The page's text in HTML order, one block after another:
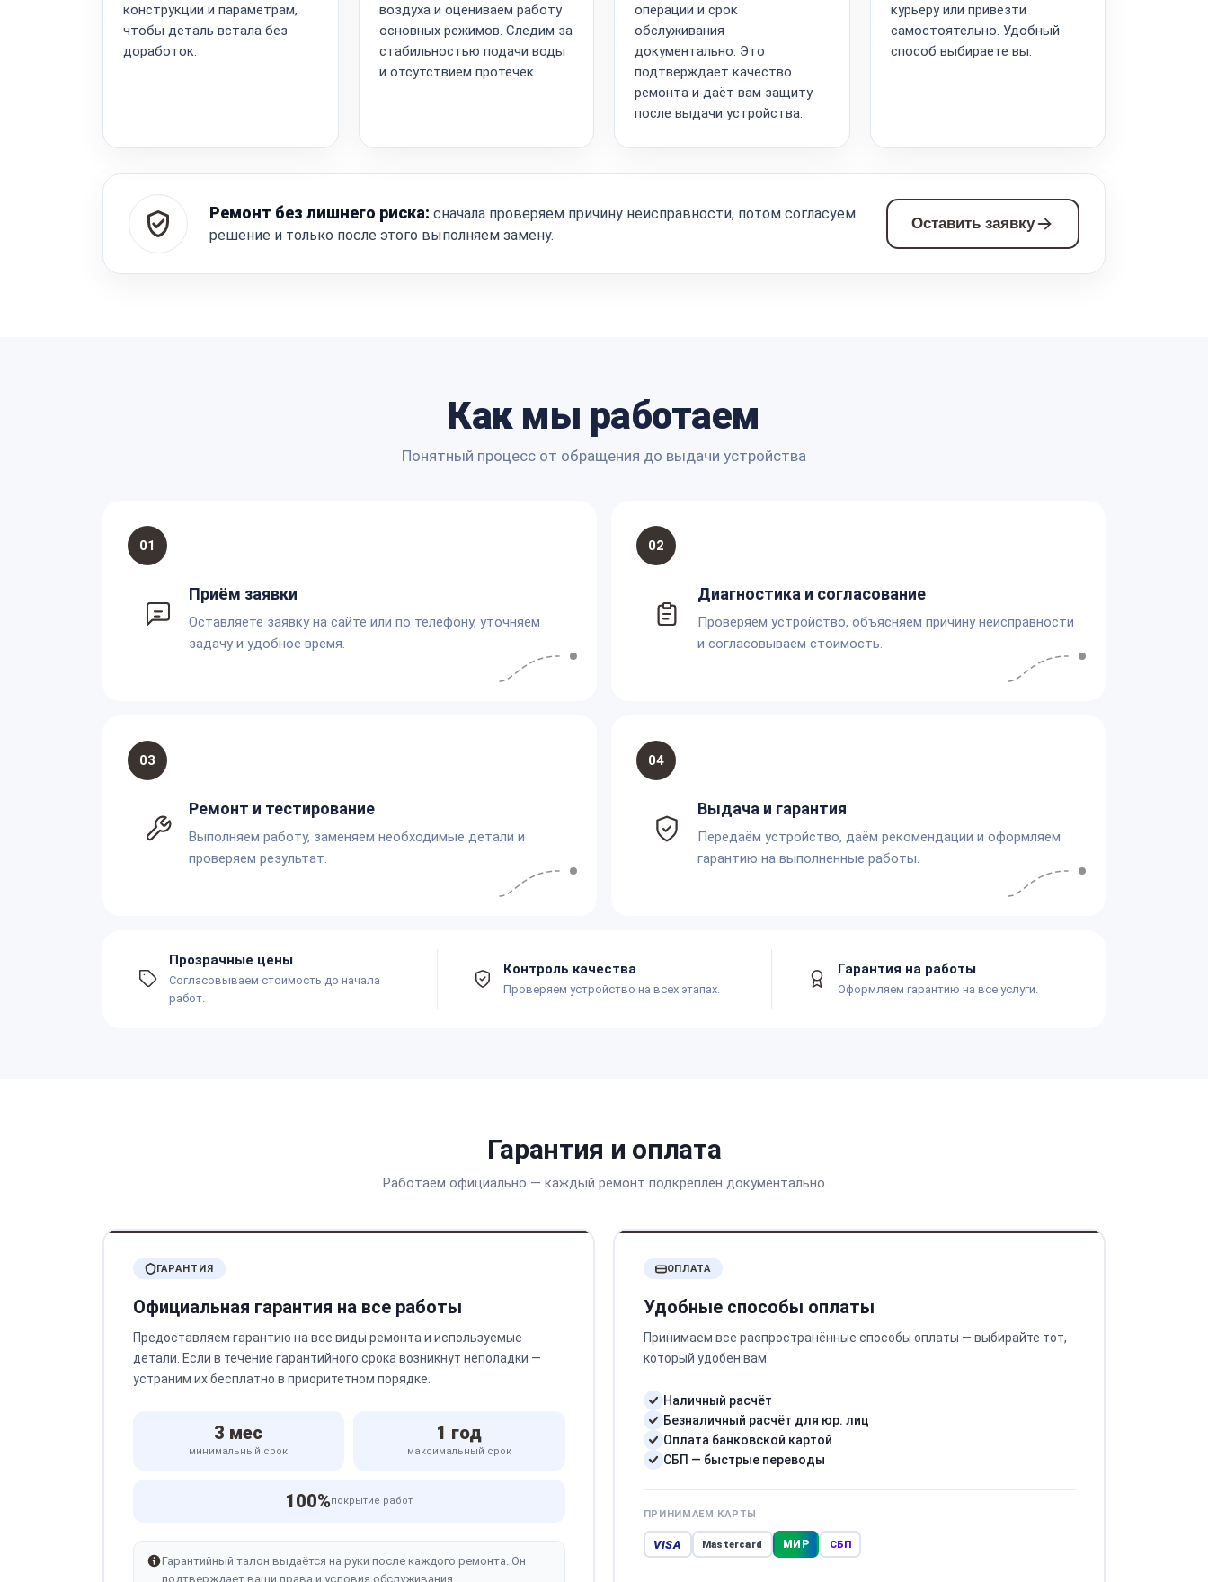
конструкции и параметрам,
чтобы деталь встала без
доработок.
воздуха и оцениваем работу
основных режимов. Следим за
стабильностью подачи воды
и отсутствием протечек.
операции и срок
обслуживания
документально. Это
подтверждает качество
ремонта и даёт вам защиту
после выдачи устройства.
курьеру или привезти
самостоятельно. Удобный
способ выбираете вы.
Ремонт без лишнего риска: сначала проверяем причину неисправности, потом согласуем
решение и только после этого выполняем замену.
Оставить заявку
Как мы работаем
Понятный процесс от обращения до выдачи устройства
01
Приём заявки
Оставляете заявку на сайте или по телефону, уточняем
задачу и удобное время.
02
Диагностика и согласование
Проверяем устройство, объясняем причину неисправности
и согласовываем стоимость.
03
Ремонт и тестирование
Выполняем работу, заменяем необходимые детали и
проверяем результат.
04
Выдача и гарантия
Передаём устройство, даём рекомендации и оформляем
гарантию на выполненные работы.
Прозрачные цены
Согласовываем стоимость до начала
работ.
Контроль качества
Проверяем устройство на всех этапах.
Гарантия на работы
Оформляем гарантию на все услуги.
Гарантия и оплата
Работаем официально — каждый ремонт подкреплён документально
ГАРАНТИЯ
Официальная гарантия на все работы
Предоставляем гарантию на все виды ремонта и используемые
детали. Если в течение гарантийного срока возникнут неполадки —
устраним их бесплатно в приоритетном порядке.
3 мес
минимальный срок
1 год
максимальный срок
100%покрытие работ
Гарантийный талон выдаётся на руки после каждого ремонта. Он
подтверждает ваши права и условия обслуживания.
ОПЛАТА
Удобные способы оплаты
Принимаем все распространённые способы оплаты — выбирайте тот,
который удобен вам.
Наличный расчёт
Безналичный расчёт для юр. лиц
Оплата банковской картой
СБП — быстрые переводы
ПРИНИМАЕМ КАРТЫ
VISA Mastercard МИР СБП